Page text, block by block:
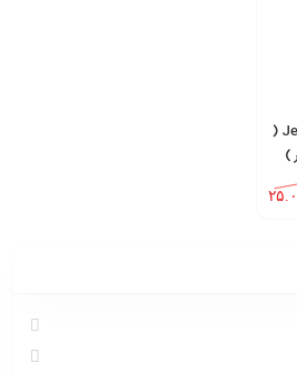
افزونه جت المنت | JetElements (
)